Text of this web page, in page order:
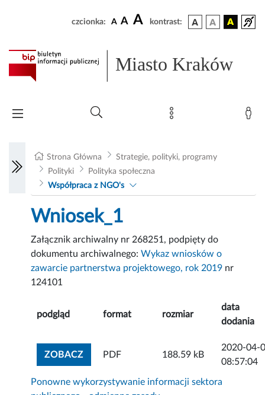
czcionka: A A A kontrast:
Miasto Kraków
Strona Główna
Strategie, polityki, programy
Polityki
Polityka społeczna
Współpraca z NGO's
Wniosek_1
Załącznik archiwalny nr 268251, podpięty do
dokumentu archiwalnego:Wykaz wniosków o
zawarcie partnerstwa projektowego, rok 2019 nr
124101
podgląd format rozmiar
data
dodania
ZOBACZZOBACZ ZAŁĄCZNIK
PDF 188.59 kB
2020-04-
08:57:04
Ponowne wykorzystywanie informacji sektora